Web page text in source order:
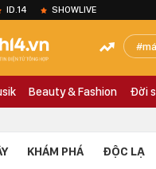
ID.14 SHOWLIVE
Beauty & Fashion Đời
KHÁM PHÁ ĐỘC LẠ